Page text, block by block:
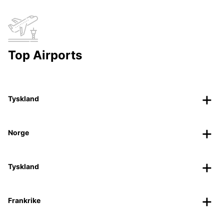
Top Airports
Tyskland
Norge
Tyskland
Frankrike